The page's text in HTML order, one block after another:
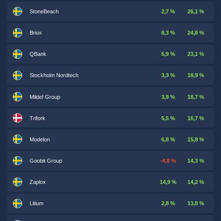
StoneBeach 2,7 % 26,1 %
Briox 8,3 % 24,8 %
QBank 5,9 % 23,1 %
Stockholm Nordtech 3,3 % 18,9 %
Mildef Group 3,9 % 18,7 %
Trifork 5,5 % 16,7 %
Modelon 6,8 % 15,8 %
Goobit Group -4,8 % 14,3 %
Zaplox 14,9 % 14,2 %
Litium 2,8 % 13,8 %